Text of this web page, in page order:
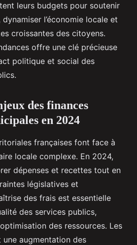
•5 min de lecture
leurs budgets pour soutenir
l’économie locale et
croissantes des citoyens.
offre une clé précieuse
politique et social des
des finances
en 2024
françaises font face à
locale complexe. En 2024,
dépenses et recettes tout en
législatives et
des frais est essentielle
des services publics,
des ressources. Les
augmentation des